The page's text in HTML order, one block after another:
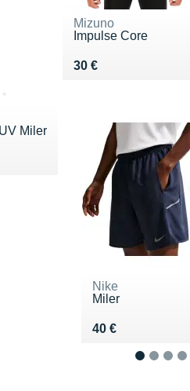
Mizuno
Impulse Core
30 €
Vendu 30 €
Miler
Nike
Miler
40 €
Vendu 40 €